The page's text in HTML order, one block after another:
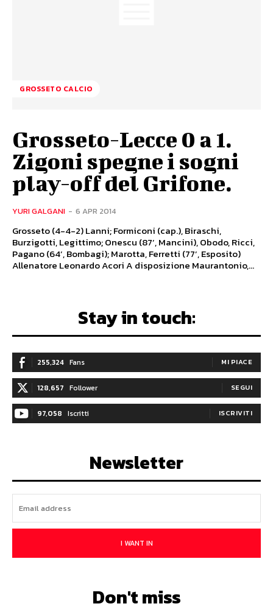
GROSSETO CALCIO
Grosseto-Lecce 0 a 1.
Zigoni spegne i sogni
play-off del Grifone.
YURI GALGANI - 6 APR 2014
Grosseto (4-4-2) Lanni; Formiconi (cap.), Biraschi,
Burzigotti, Legittimo; Onescu (87’, Mancini), Obodo, Ricci,
Pagano (64’, Bombagi); Marotta, Ferretti (77’, Esposito)
Allenatore Leonardo Acori A disposizione Maurantonio,...
Stay in touch:
255,324 Fans MI PIACE
128,657 Follower SEGUI
97,058 Iscritti ISCRIVITI
Newsletter
I WANT IN
Don't miss